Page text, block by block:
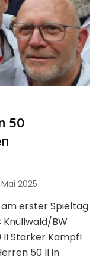
50
2025
erster Spieltag
Knüllwald/BW
II Starker Kampf!
50 II in